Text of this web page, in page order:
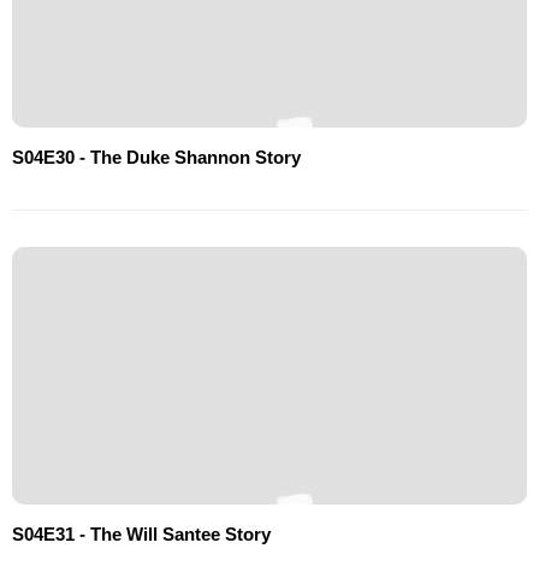
S04E30 - The Duke Shannon Story
S04E31 - The Will Santee Story